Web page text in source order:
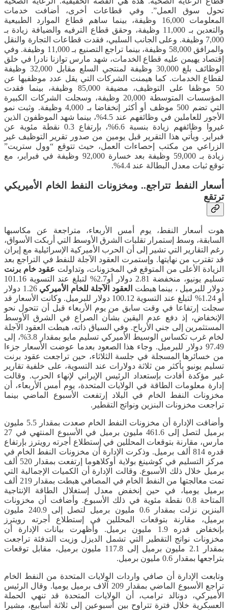
تحول سوق العمل”. وفي قطاعات أخرى، أضافت خدمات
المعلومات 16,000 وظيفة، بينما ساهم قطاع الموارد الطبيعية
والتعدين بـ 11,000 وظيفة، وحقق قطاع الترفيه والضيافة زيادة بـ
7,000 وظيفة. وعلى الجانب السلبي، فقدت قطاعات التجارة والنقل
والمرافق 58,000 وظيفة، بينما تراجع التصنيع بـ 11,000 وظيفة. وفي
إقتصاد يهيمن عليه قطاع الخدمات، شهد مارس توازنا نادرا في خلق
الوظائف بلغ 30,000 وظيفة لمنتجي السلع مقابل 32,000 وظيفة
لقطاع الخدمات. كما هيمنت الشركات التي يقل عدد موظفيها عن
50 موظفا على التوظيف، مضيفة 85,000 وظيفة، بينما فقدت
المؤسسات المتوسطة 20,000 وظيفة، وسجلت الشركات الكبيرة
التي تضم 500 موظف أو أكثر إنخفاضا بـ 4,000 وظيفة. وثبت نمو
الأجور للعاملين في وظائفهم عند 4.5%، بينما شهد الموظفون الذين
غيروا وظائفهم زيادة بنسبة 6.6%، بإرتفاع 0.3 نقطة مئوية عن
فبراير. ويأتي هذا التقرير قبل يومين من صدور تقرير التوظيف غير
الزراعي من مكتب إحصاءات العمل، حيث تتوقع “وول ستريت”
زيادة بـ 59,000 وظيفة بعد خسارة 92,000 وظيفة في فبراير، مع
توقع ثبات معدل البطالة عند 4.4%.
أسعار النفط تتراجع.. ومخزونات النفط الخام الأميريكي
ترتقع
هوت أسعار النفط، يوم أمس الأربعاء، متراجعة عن مكاسبها
السابقة، وسط إستمرار تقلبات الشرق الأوسط التي أربكت الأسواق،
رغم التقارير التي تشير إلى أن الحرب الأميركية الإسرائيلية مع إيران
قد تقترب من نهايتها. وإستمرت العقود الآجلة للنفط في التراجع بعد
الزيادة الأعلى من المتوقع في المخزونات، وتداولت عقود خام برنت
تسليم يونيو، منخفضة 2.81 دولار أو2.7% لتبلغ عند التسوية 101.16
دولار للبرميل ، بينما هبطت
العقود الآجلة للخام الأميركي
1.26 دولار
أو 1.24% لتبلغ عند التسوية 100.12 دولار للبرميل. وكانت الأسعار قد
سجلت إرتفاعا في وقت سابق من يوم الأربعاء قبل أن تتحول نحو
الإنخفاض، إذ دفع عدم اليقين بشأن الصراع في الشرق الأوسط
المستثمرين إلى جني الأرباح. وفي السياق ذاته، هبطت العقود الآجلة
لخام غرب تكساس الوسيط الأميركي تسليم مايو بمقدار 3.8%، إلى
97.49 دولار للبرميل. وجاء هذا الصعود بعدما عوضت الأسعار جزءا
من خسائرها المسجلة في جلسة الثلاثاء، حين تراجعت عقود برنت
تسليم يونيو بأكثر من ثلاثة دولارات عند التسوية، على خلفية تقارير
غير مؤكدة أفادت بإستعداد الرئيس الإيراني لإنهاء الحرب. وقالت
إدارة معلومات الطاقة في الولايات المتحدة، يوم أمس الأربعاء، أن
مخزونات النفط الخام في البلاد إرتفعت الأسبوع الماضي بينما
تراجعت مخزونات البنزين ونواتج التقطير.
وأضافت الإدارة أن مخزونات النفط الخام صعدت بمقدار 5.5 مليون
برميل لتصل إلى 461.6 مليون برميل في الأسبوع المنتهي في 27
مارس، مقارنة بتوقعات المحللين في إستطلاع أجرته رويترز بإرتفاع
قدره 814 ألف برميل. وذكرت الإدارة أن مخزونات النفط الخام في
مركز التسليم في كوشينغ بولاية أوكلاهوما إرتفعت بمقدار 520 ألف
برميل خلال ذلك الأسبوع. وقالت الإدارة أن الكميات الإجمالية التي
تمت معالجتها من النفط الخام في المصافي هبطت بمقدار 219 ألف
برميل يوميا، في حين إنخفض معدل إستغلال الطاقة الإنتاجية
المتاحة 0.8 نقطة مئوية في ذلك الأسبوع. وأضافت أن مخزونات
البنزين نزلت بمقدار 0.6 مليون برميل لتصل إلى 240.9 مليون
برميل، مقارنة بتوقعات المحللين في إستطلاع أجرته رويترز
بإنخفاض قدره 1.9 مليون برميل. وأظهرت بيانات الإدارة أن
مخزونات نواتج التقطير التي تشمل الديزل وزيت التدفئة تراجعت
بمقدار 2.1 مليون برميل إلى 117.8 مليون برميل، مقابل توقعات
بتراجعها بمقدار 0.6 مليون برميل.
وتابعت الإدارة أن صافي واردات الولايات المتحدة من النفط الخام
تراجع الأسبوع الماضي بمقدار 209 آلاف برميل يوميا. وقال الرئيس
الأميركي، دونالد ترامب، أن الولايات المتحدة قد تنهي الحملة
العسكرية خلال فترة تتراوح بين أسبوعين إلى ثلاثة أسابيع، مشيرا